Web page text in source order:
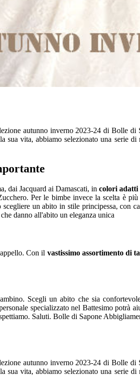
autunno inverno 2023-24 di Bolle
sua vita, abbiamo selezionato una serie
dai Jacquard ai Damascati, in colori adatti
Per le bimbe invece la scelta è
un abito in stile principessa, con
danno all'abito un eleganza unica
Con il vastissimo assortimento di
Scegli un abito che sia
specializzato nel Battesimo potrà
Saluti. Bolle di Sapone
autunno inverno 2023-24 di Bolle
sua vita, abbiamo selezionato una serie